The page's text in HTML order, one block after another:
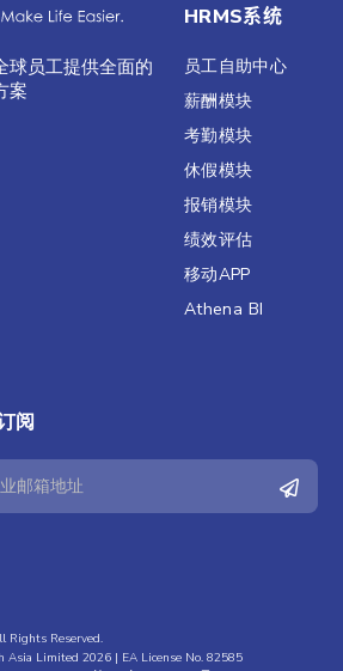
球员工提供全面的
案
HRMS系统
员工自助中心
薪酬模块
考勤模块
休假模块
报销模块
绩效评估​
移动APP
Athena BI
阅
Rights Reserved.
Asia Limited 2026 | EA License No. 82585